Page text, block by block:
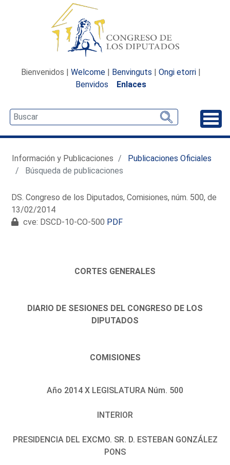
Bienvenidos | Welcome | Benvinguts | Ongi etorri |
Benvidos
Enlaces
Información y Publicaciones
Publicaciones Oficiales
Búsqueda de publicaciones
DS. Congreso de los Diputados, Comisiones, núm. 500, de
13/02/2014
cve: DSCD-10-CO-500 PDF
CORTES GENERALES
DIARIO DE SESIONES DEL CONGRESO DE LOS
DIPUTADOS
COMISIONES
Año 2014 X LEGISLATURA Núm. 500
INTERIOR
PRESIDENCIA DEL EXCMO. SR. D. ESTEBAN GONZÁLEZ
PONS